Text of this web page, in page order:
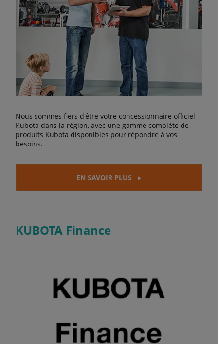
Nous sommes fiers d'être votre concessionnaire officiel
Kubota dans la région, avec une gamme complète de
produits Kubota disponibles pour répondre à vos
besoins.
EN SAVOIR PLUS
KUBOTA Finance